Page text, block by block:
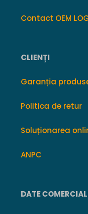
Contact OEM
CLIENȚI
Garanția
Politica de retur
Soluționarea
ANPC
DATE